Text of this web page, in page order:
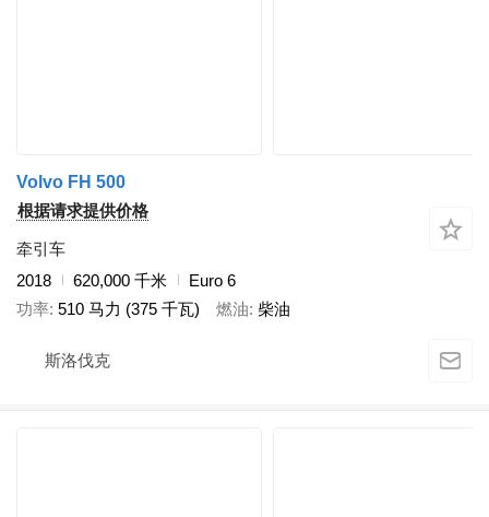
Volvo FH 500
根据请求提供价格
牵引车
2018
620,000 千米
Euro 6
功率 510 马力 (375 千瓦) 燃油 柴油
斯洛伐克